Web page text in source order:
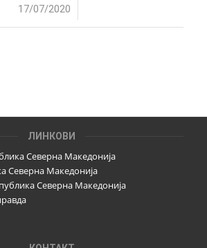
17/07/2020
/
ЛИНКОВИ
Северна Македонија
Северна Македонија
Северна Македонија